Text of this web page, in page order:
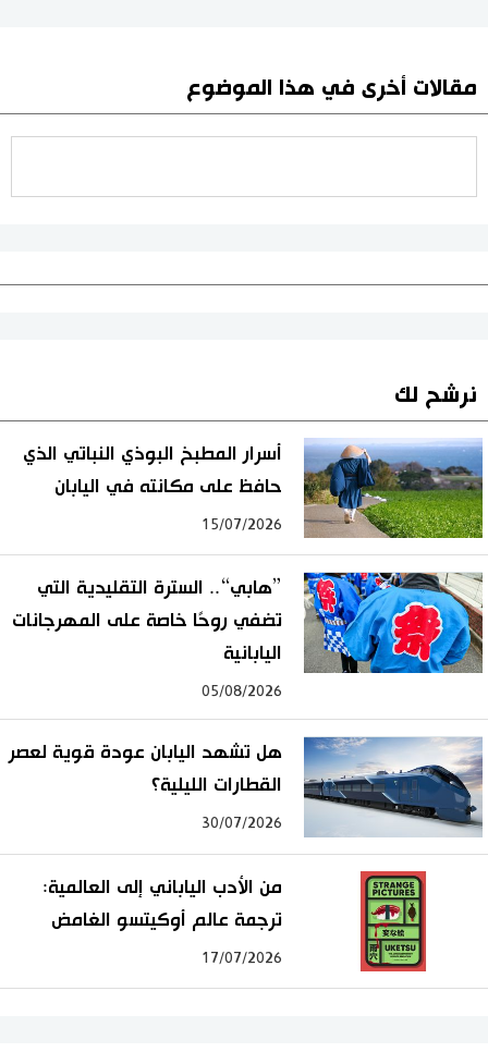
مقالات أخرى في هذا الموضوع
نرشح لك
أسرار المطبخ البوذي النباتي الذي
حافظ على مكانته في اليابان
15/07/2026
”هابي“.. السترة التقليدية التي
تضفي روحًا خاصة على المهرجانات
اليابانية
05/08/2026
هل تشهد اليابان عودة قوية لعصر
القطارات الليلية؟
30/07/2026
من الأدب الياباني إلى العالمية:
ترجمة عالم أوكيتسو الغامض
17/07/2026